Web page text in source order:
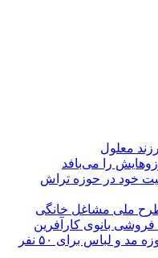
معلول
خود در حوزه تراش
ملی مشاغل خانگی
دوران کرونا
درآمد در منزل با
در منزل باید بدانید